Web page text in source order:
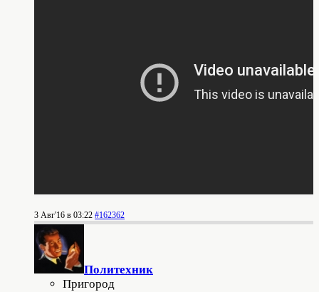
3 Авг'16 в 03:22 #162362
Политехник
Пригород